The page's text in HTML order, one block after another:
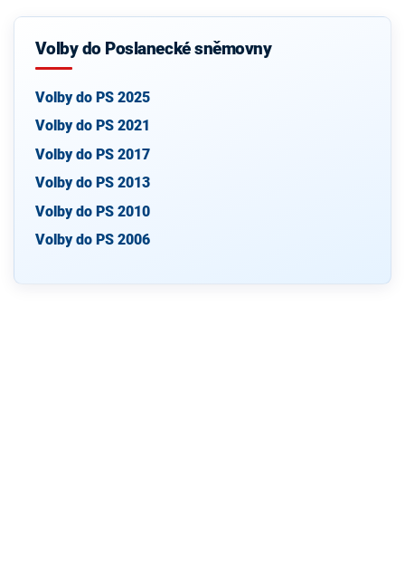
Volby do Poslanecké sněmovny
Volby do PS 2025
Volby do PS 2021
Volby do PS 2017
Volby do PS 2013
Volby do PS 2010
Volby do PS 2006